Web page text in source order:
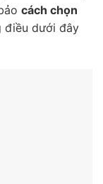
cách chọn
điều dưới đây